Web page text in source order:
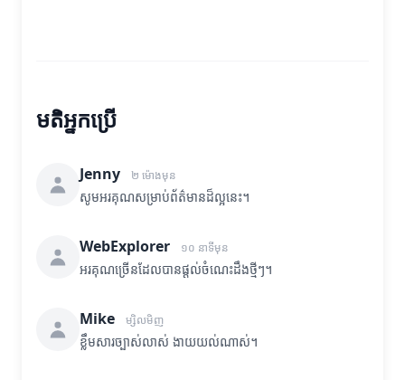
មតិអ្នកប្រើ
Jenny ២ ម៉ោងមុន
សូមអរគុណសម្រាប់ព័ត៌មានដ៏ល្អនេះ។
WebExplorer ១០ នាទីមុន
អរគុណច្រើនដែលបានផ្តល់ចំណេះដឹងថ្មីៗ។
Mike ម្សិលមិញ
ខ្លឹមសារច្បាស់លាស់ ងាយយល់ណាស់។